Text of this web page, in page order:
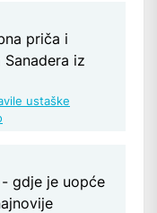
priča i
iz
ustaške
gdje je uopće